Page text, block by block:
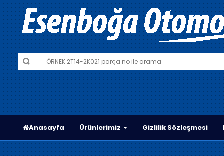
Anasayfa Ürünlerimiz Gizlilik Sözleşmesi